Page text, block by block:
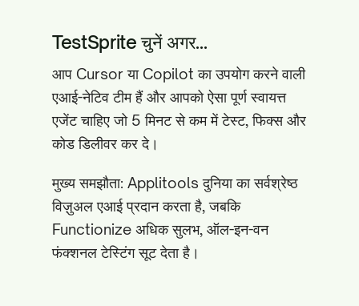
TestSprite चुनें अगर...
आप Cursor या Copilot का उपयोग करने वाली
एआई-नेटिव टीम हैं और आपको ऐसा पूर्ण स्वायत्त
एजेंट चाहिए जो 5 मिनट से कम में टेस्ट, फिक्स और
कोड डिलीवर कर दे।
मुख्य समझौता: Applitools दुनिया का सर्वश्रेष्ठ
विज़ुअल एआई प्रदान करता है, जबकि
Functionize अधिक सुलभ, ऑल-इन-वन
फंक्शनल टेस्टिंग सूट देता है।